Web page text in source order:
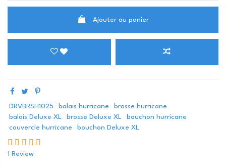
Ajouter au panier
DRVBRSH1025 balais hurricane
brosse hurricane
balais Deluxe XL
brosse Deluxe XL
bouchon hurricane
couvercle hurricane
bouchon Deluxe XL
1 Review